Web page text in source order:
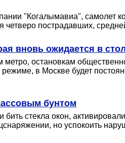
"Когалымавиа", самолет
пострадавших,
вновь ожидается в
остановкам
в Москве будет
бунтом
стекла окон,
но успокоить